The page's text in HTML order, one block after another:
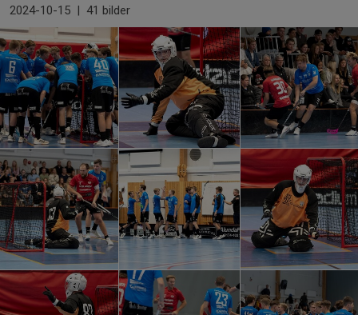
2024-10-15 | 41 bilder